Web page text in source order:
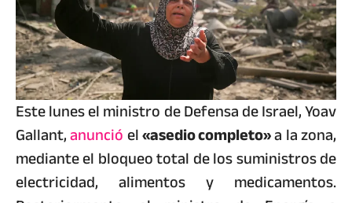
Este lunes el ministro de Defensa de Israel, Yoav
Gallant,anuncióel«asedio completo»a la zona,
mediante el bloqueo total de los suministros de
electricidad, alimentos y medicamentos.